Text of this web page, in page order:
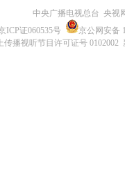
中央广播电视总台 央视
ICP证060535号
京公网安备
传播视听节目许可证号 0102002